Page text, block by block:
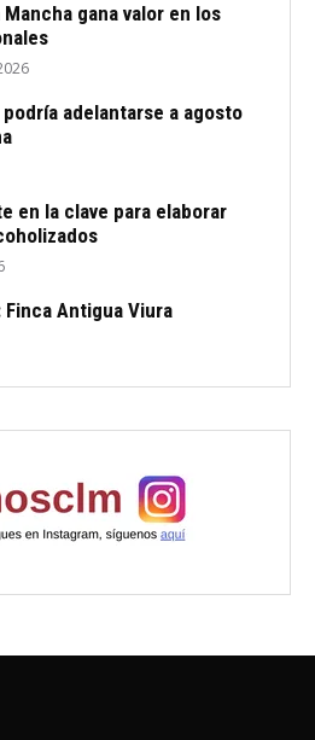
gana valor en los
adelantarse a agosto
en la clave para elaborar
Finca Antigua Viura